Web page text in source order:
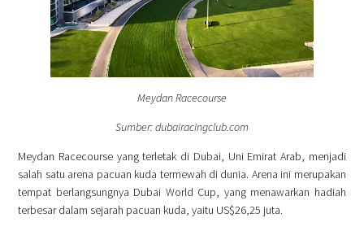
Meydan Racecourse
Sumber: dubairacingclub.com
Meydan Racecourse yang terletak di Dubai, Uni Emirat Arab, menjadi
salah satu arena pacuan kuda termewah di dunia. Arena ini merupakan
tempat berlangsungnya Dubai World Cup, yang menawarkan hadiah
terbesar dalam sejarah pacuan kuda, yaitu US$26,25 juta.